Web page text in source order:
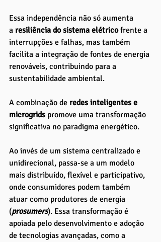
Essa independência não só aumenta
a resiliência do sistema elétrico frente a
interrupções e falhas, mas também
facilita a integração de fontes de energia
renováveis, contribuindo para a
sustentabilidade ambiental.
A combinação de redes inteligentes e
microgrids promove uma transformação
significativa no paradigma energético.
Ao invés de um sistema centralizado e
unidirecional, passa-se a um modelo
mais distribuído, flexível e participativo,
onde consumidores podem também
atuar como produtores de energia
(prosumers). Essa transformação é
apoiada pelo desenvolvimento e adoção
de tecnologias avançadas, como a